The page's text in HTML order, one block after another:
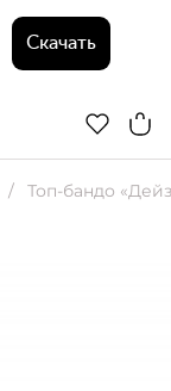
Скачать
Топ-бандо